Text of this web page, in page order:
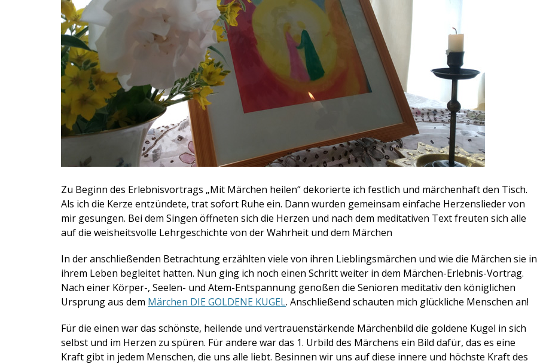
Zu Beginn des Erlebnisvortrags „Mit Märchen heilen“ dekorierte ich festlich und märchenhaft den Tisch.
Als ich die Kerze entzündete, trat sofort Ruhe ein. Dann wurden gemeinsam einfache Herzenslieder von
mir gesungen. Bei dem Singen öffneten sich die Herzen und nach dem meditativen Text freuten sich alle
auf die weisheitsvolle Lehrgeschichte von derWahrheit und dem Märchen
In der anschließenden Betrachtung erzählten viele von ihren Lieblingsmärchen und wie die Märchen sie in
ihrem Leben begleitet hatten. Nun ging ich noch einen Schritt weiter in dem Märchen-Erlebnis-Vortrag.
Nach einer Körper-, Seelen- und Atem-Entspannung genoßen die Senioren meditativ den königlichen
Ursprung aus dem Märchen DIE GOLDENE KUGEL. Anschließend schauten mich glückliche Menschen an!
Für die einen war das schönste, heilende und vertrauenstärkende Märchenbild die goldene Kugel in sich
selbst und im Herzen zu spüren. Für andere war das 1. Urbild des Märchens ein Bild dafür, das es eine
Kraft gibt in jedem Menschen, die uns alle liebt. Besinnen wir uns auf diese innere und höchste Kraft des